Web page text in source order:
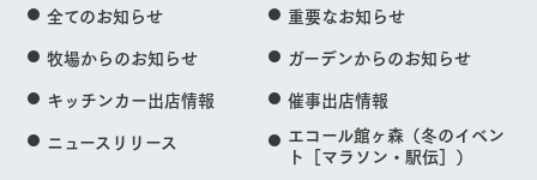
全てのお知らせ
重要なお知らせ
牧場からのお知らせ
ガーデンからのお知らせ
キッチンカー出店情報
催事出店情報
ニュースリリース
エコール館ヶ森（冬のイベン
ト［マラソン・駅伝］）